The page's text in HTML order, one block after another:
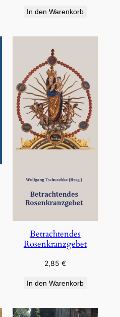
In den Warenkorb
Betrachtendes
Rosenkranzgebet
2,85 €
In den Warenkorb